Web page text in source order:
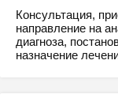
Консультация,
направление на
диагноза,
назначение